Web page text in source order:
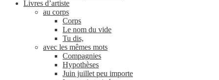
Livres d’artiste
au corps
Corps
Le nom du vide
Tu dis,
avec les mêmes mots
Compagnies
Hypothèses
Juin juillet peu importe